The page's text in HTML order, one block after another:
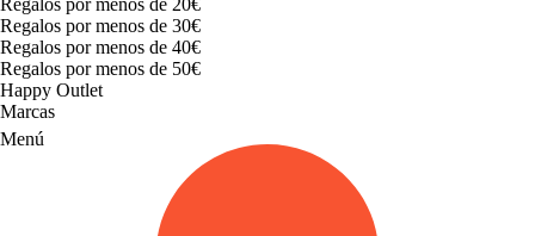
Regalos por menos de 30€
Regalos por menos de 40€
Regalos por menos de 50€
Happy Outlet
Marcas